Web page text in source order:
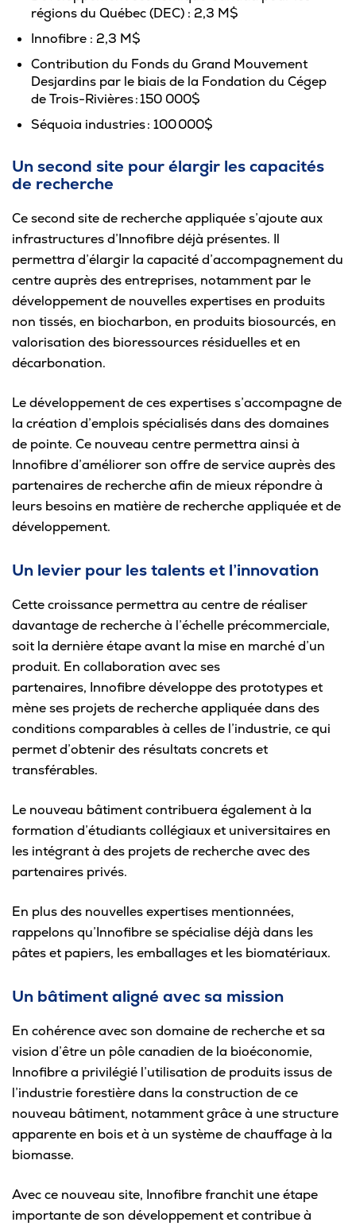
Urgences
régions du Québec (DEC) : 2,3 M$
Innofibre : 2,3 M$
Contribution du Fonds du Grand Mouvement
Desjardins par le biais de la Fondation du Cégep
de Trois-Rivières : 150 000$
Séquoia industries : 100 000$
Un second site pour élargir les capacités
de recherche
Ce second site de recherche appliquée s’ajoute aux
infrastructures d’Innofibre déjà présentes. Il
permettra d’élargir la capacité d’accompagnement du
centre auprès des entreprises, notamment par le
développement de nouvelles expertises en produits
non tissés, en biocharbon, en produits biosourcés, en
valorisation des bioressources résiduelles et en
décarbonation.
Le développement de ces expertises s’accompagne de
la création d’emplois spécialisés dans des domaines
de pointe. Ce nouveau centre permettra ainsi à
Innofibre d’améliorer son offre de service auprès des
partenaires de recherche afin de mieux répondre à
leurs besoins en matière de recherche appliquée et de
développement.
Un levier pour les talents et l’innovation
Cette croissance permettra au centre de réaliser
davantage de recherche à l’échelle précommerciale,
soit la dernière étape avant la mise en marché d’un
produit. En collaboration avec ses
partenaires, Innofibre développe des prototypes et
mène ses projets de recherche appliquée dans des
conditions comparables à celles de l’industrie, ce qui
permet d’obtenir des résultats concrets et
transférables.
Le nouveau bâtiment contribuera également à la
formation d’étudiants collégiaux et universitaires en
les intégrant à des projets de recherche avec des
partenaires privés.
En plus des nouvelles expertises mentionnées,
rappelons qu’Innofibre se spécialise déjà dans les
pâtes et papiers, les emballages et les biomatériaux.
Un bâtiment aligné avec sa mission
En cohérence avec son domaine de recherche et sa
vision d’être un pôle canadien de la bioéconomie,
Innofibre a privilégié l’utilisation de produits issus de
l’industrie forestière dans la construction de ce
nouveau bâtiment, notamment grâce à une structure
apparente en bois et à un système de chauffage à la
biomasse.
Avec ce nouveau site, Innofibre franchit une étape
importante de son développement et contribue à